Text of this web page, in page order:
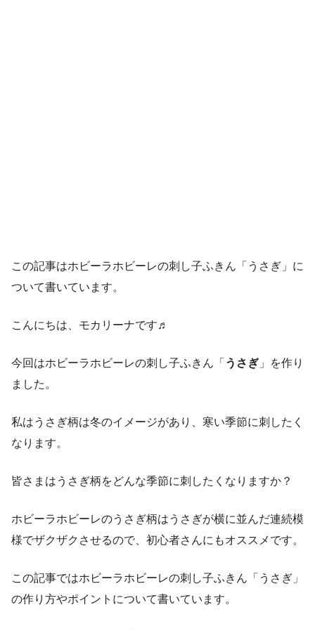
この記事はホビーラホビーレの刺し子ふきん「うさぎ」に
ついて書いています。
こんにちは、モカリーナです♬
今回はホビーラホビーレの刺し子ふきん「 うさぎ 」を作り
ました。
私はうさぎ柄は冬のイメージがあり、寒い季節に刺したく
なります。
皆さまはうさぎ柄をどんな季節に刺したくなりますか？
ホビーラホビーレのうさぎ柄はうさぎが横に並んだ連続模
様でザクザクさせるので、初心者さんにもオススメです。
この記事ではホビーラホビーレの刺し子ふきん「うさぎ」
の作り方やポイントについて書いています。